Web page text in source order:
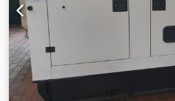
justeres via vilkårlige
testrapport -
af lastniveauer Betjening og
på lastbanken - Via
potentialfrie kontakter - Valgfrit
til integration i testautomatisering
Aflåselige låger/døre for at